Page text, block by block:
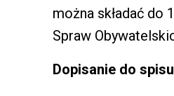
można składać do
Spraw
Dopisanie do